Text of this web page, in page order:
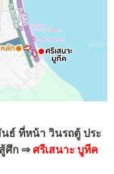
ธ์ ที่หน้า วินรถตู้ ประ
ศึก ⇒ศรีเสนาะ บูทีค